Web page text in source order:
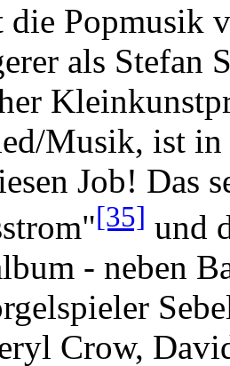
die Popmusik
als Stefan
Musik, ist in
Job! Das
[35] und
- neben
Crow,